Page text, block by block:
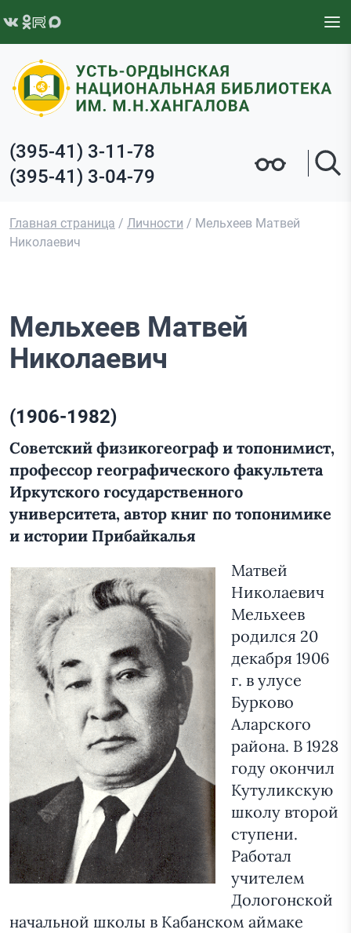
(395-41) 3-11-78
(395-41) 3-04-79
Главная страница / Личности / Мельхеев Матвей
Николаевич
Мельхеев Матвей
Николаевич
(1906-1982)
Советский физикогеограф и топонимист,
профессор географического факультета
Иркутского государственного
университета, автор книг по топонимике
и истории Прибайкалья
Матвей
Николаевич
Мельхеев
родился 20
декабря 1906
г. в улусе
Бурково
Аларского
района. В 1928
году окончил
Кутуликскую
школу второй
ступени.
Работал
учителем
Дологонской
начальной школы в Кабанском аймаке